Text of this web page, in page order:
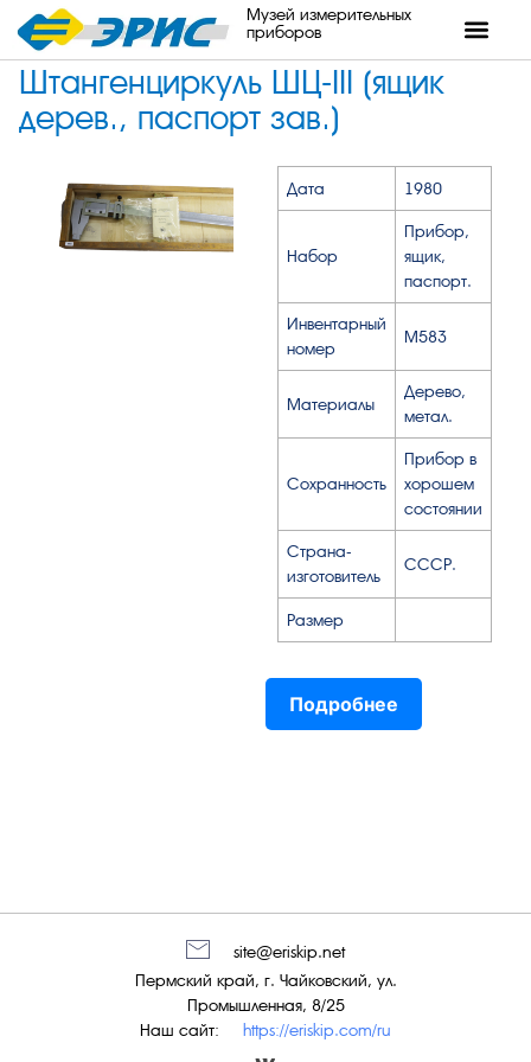
Музей измерительных
приборов
Штангенциркуль ШЦ-III (ящик
дерев., паспорт зав.)
Дата 1980
Набор
Прибор,
ящик,
паспорт.
Инвентарный
номер
М583
Материалы
Дерево,
метал.
Сохранность
Прибор в
хорошем
состоянии
Страна-
изготовитель
СССР.
Размер
Подробнее
Наш сайт: https://eriskip.com/ru
Пермский край, г. Чайковский, ул.
Промышленная, 8/25
site@eriskip.net